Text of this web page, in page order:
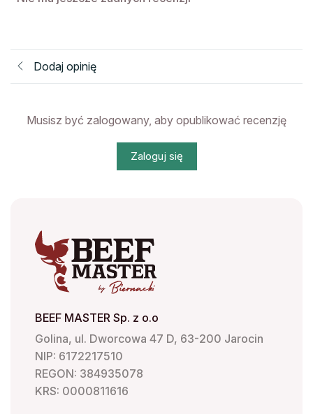
Dodaj opinię
Musisz być zalogowany, aby opublikować recenzję
Zaloguj się
BEEF MASTER Sp. z o.o
Golina, ul. Dworcowa 47 D, 63-200 Jarocin
NIP: 6172217510
REGON: 384935078
KRS: 0000811616